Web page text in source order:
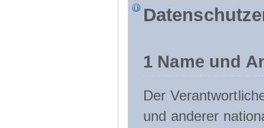
1 Name und
Der
und anderer